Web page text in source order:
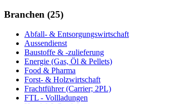
Branchen (25)
Abfall- & Entsorgungswirtschaft
Aussendienst
Baustoffe & -zulieferung
Energie (Gas, Öl & Pellets)
Food & Pharma
Forst- & Holzwirtschaft
Frachtführer (Carrier; 2PL)
FTL - Vollladungen